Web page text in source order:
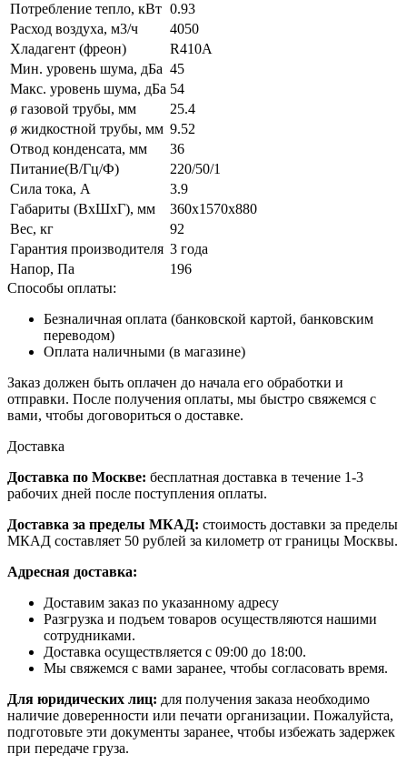
Потребление тепло, кВт 0.93
Расход воздуха, м3/ч
4050
Хладагент (фреон)
R410A
Мин. уровень шума, дБа 45
Макс. уровень шума, дБа 54
ø газовой трубы, мм
25.4
ø жидкостной трубы, мм 9.52
Отвод конденсата, мм
36
Питание(В/Гц/Ф)
220/50/1
Сила тока, А
3.9
Габариты (ВxШxГ), мм
360х1570x880
Вес, кг
92
Гарантия производителя 3 года
Напор, Па
196
Способы оплаты:
Безналичная оплата (банковской картой, банковским
переводом)
Оплата наличными (в магазине)
Заказ должен быть оплачен до начала его обработки и
отправки. После получения оплаты, мы быстро свяжемся с
вами, чтобы договориться о доставке.
Доставка
Доставка по Москве: бесплатная доставка в течение 1-3
рабочих дней после поступления оплаты.
Доставка за пределы МКАД: стоимость доставки за пределы
МКАД составляет 50 рублей за километр от границы Москвы.
Адресная доставка:
Доставим заказ по указанному адресу
Разгрузка и подъем товаров осуществляются нашими
сотрудниками.
Доставка осуществляется с 09:00 до 18:00.
Мы свяжемся с вами заранее, чтобы согласовать время.
Для юридических лиц: для получения заказа необходимо
наличие доверенности или печати организации. Пожалуйста,
подготовьте эти документы заранее, чтобы избежать задержек
при передаче груза.